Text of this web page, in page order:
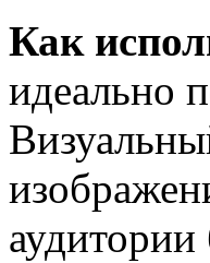
Как
идеально
аудитории